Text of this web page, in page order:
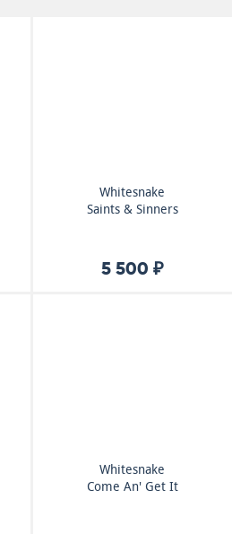
Whitesnake
Saints & Sinners
5 500 ₽
Whitesnake
Come An' Get It